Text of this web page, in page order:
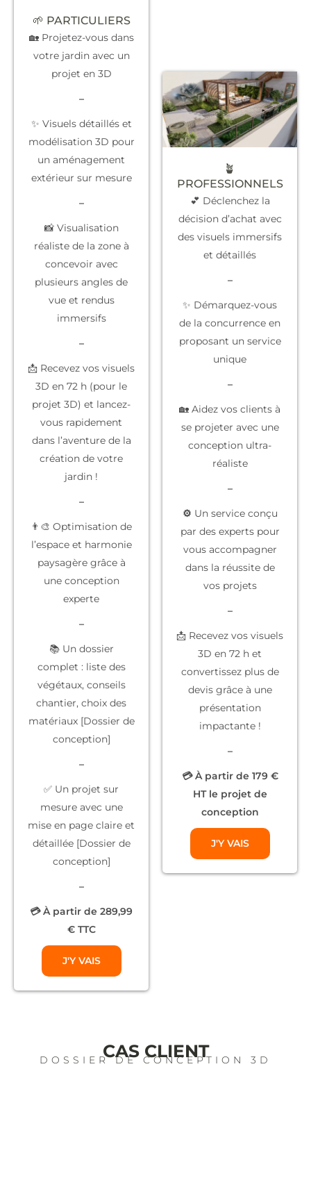
🌱 PARTICULIERS
🏡 Projetez-vous dans
votre jardin avec un
projet en 3D
–
✨ Visuels détaillés et
modélisation 3D pour
un aménagement
extérieur sur mesure
–
📸 Visualisation
réaliste de la zone à
concevoir avec
plusieurs angles de
vue et rendus
immersifs
–
📩 Recevez vos visuels
3D en 72 h (pour le
projet 3D) et lancez-
vous rapidement
dans l’aventure de la
création de votre
jardin !
–
👨‍🎨 Optimisation de
l’espace et harmonie
paysagère grâce à
une conception
experte
–
📚 Un dossier
complet : liste des
végétaux, conseils
chantier, choix des
matériaux [Dossier de
conception]
–
✅ Un projet sur
mesureavec une
mise en page claire et
détaillée [Dossier de
conception]
–
💳 À partir de 289,99
€ TTC
J'Y VAIS
🪴
PROFESSIONNELS
💕 Déclenchez la
décision d’achat avec
des visuels immersifs
et détaillés
–
✨ Démarquez-vous
de la concurrence en
proposant un service
unique
–
🏡 Aidez vos clients à
se projeter avec une
conception ultra-
réaliste
–
⚙️ Un service conçu
par des expertspour
vous accompagner
dans la réussite de
vos projets
–
📩 Recevez vos visuels
3D en 72 h et
convertissez plus de
devis grâce à une
présentation
impactante !
–
💳 À partir de 179 €
HT le projet de
conception
J'Y VAIS
CAS CLIENT
DOSSIER DE CONCEPTION 3D